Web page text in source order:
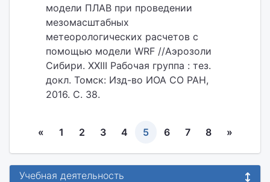
модели ПЛАВ при проведении
мезомасштабных
метеорологических расчетов с
помощью модели WRF //Аэрозоли
Сибири. XXIII Рабочая группа : тез.
докл. Томск: Изд-во ИОА СО РАН,
2016. С. 38.
« 1 2 3 4 5 6 7 8 »
Учебная деятельность